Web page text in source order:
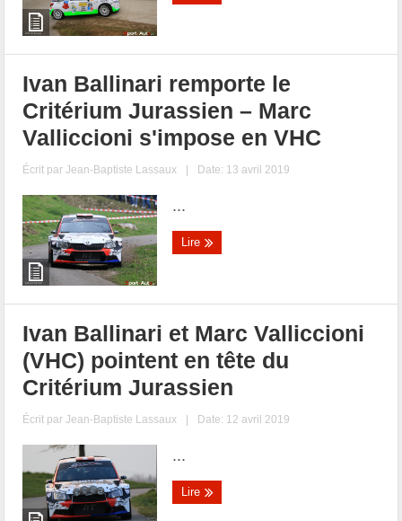
Ivan Ballinari remporte le
Critérium Jurassien – Marc
Valliccioni s'impose en VHC
Écrit parJean-Baptiste Lassaux | Date: 13 avril 2019
...
Lire
Ivan Ballinari et Marc Valliccioni
(VHC) pointent en tête du
Critérium Jurassien
Écrit parJean-Baptiste Lassaux | Date: 12 avril 2019
...
Lire